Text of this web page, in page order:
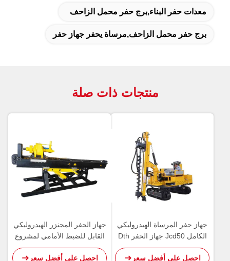
معدات حفر البناء,برج حفر محمل الزاحف
برج حفر محمل الزاحف,مرساة يحفر جهاز حفر
منتجات ذات صلة
جهاز حفر المرساة الهيدروليكي
الكامل Jcd50 جهاز الحفر Dth
القوي القوي المحمول
احصل على أفضل سعر
جهاز الحفر المجنزر الهيدروليكي
القابل للضبط الأمامي لمشروع
الحفاظ على المياه
احصل على أفضل سعر